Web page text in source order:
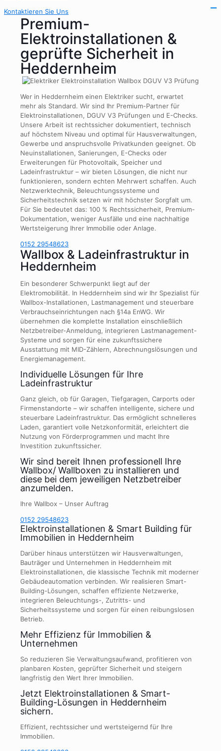
Kontaktieren Sie Uns
Premium-
Elektroinstallationen &
geprüfte Sicherheit in
Heddernheim
Wer in Heddernheim einen Elektriker sucht, erwartet
mehr als Standard. Wir sind Ihr Premium-Partner für
Elektroinstallationen, DGUV V3 Prüfungen und E-Checks.
Unsere Arbeit ist rechtssicher dokumentiert, technisch
auf höchstem Niveau und optimal für Hausverwaltungen,
Gewerbe und anspruchsvolle Privatkunden geeignet. Ob
Neuinstallationen, Sanierungen, E-Checks oder
Erweiterungen für Photovoltaik, Speicher und
Ladeinfrastruktur – wir bieten Lösungen, die nicht nur
funktionieren, sondern echten Mehrwert schaffen. Auch
Netzwerktechnik, Beleuchtungssysteme und
Sicherheitstechnik setzen wir mit höchster Sorgfalt um.
Für Sie bedeutet das: 100 % Rechtssicherheit, Premium-
Dokumentation, weniger Ausfälle und eine nachhaltige
Wertsteigerung Ihrer Immobilie oder Anlage.
0152 29548623
Wallbox & Ladeinfrastruktur in
Heddernheim
Ein besonderer Schwerpunkt liegt auf der
Elektromobilität. In Heddernheim sind wir Ihr Spezialist für
Wallbox-Installationen, Lastmanagement und steuerbare
Verbrauchseinrichtungen nach §14a EnWG. Wir
übernehmen die komplette Installation einschließlich
Netzbetreiber-Anmeldung, integrieren Lastmanagement-
Systeme und sorgen für eine zukunftssichere
Ausstattung mit MID-Zählern, Abrechnungslösungen und
Energiemanagement.
Individuelle Lösungen für Ihre
Ladeinfrastruktur
Ganz gleich, ob für Garagen, Tiefgaragen, Carports oder
Firmenstandorte – wir schaffen intelligente, sichere und
steuerbare Ladeinfrastruktur. Das ermöglicht schnelleres
Laden, garantiert volle Netzkonformität, erleichtert die
Nutzung von Förderprogrammen und macht Ihre
Investition zukunftssicher.
Wir sind bereit Ihnen professionell Ihre
Wallbox/ Wallboxen zu installieren und
diese bei dem jeweiligen Netzbetreiber
anzumelden.
Ihre Wallbox – Unser Auftrag
0152 29548623
Elektroinstallationen & Smart Building für
Immobilien in Heddernheim
Darüber hinaus unterstützen wir Hausverwaltungen,
Bauträger und Unternehmen in Heddernheim mit
Elektroinstallationen, die klassische Technik mit moderner
Gebäudeautomation verbinden. Wir realisieren Smart-
Building-Lösungen, schaffen effiziente Netzwerke,
integrieren Beleuchtungs-, Zutritts- und
Sicherheitssysteme und sorgen für einen reibungslosen
Betrieb.
Mehr Effizienz für Immobilien &
Unternehmen
So reduzieren Sie Verwaltungsaufwand, profitieren von
planbaren Kosten, geprüfter Sicherheit und steigern
langfristig den Wert Ihrer Immobilien.
Jetzt Elektroinstallationen & Smart-
Building-Lösungen in Heddernheim
sichern.
Effizient, rechtssicher und wertsteigernd für Ihre
Immobilien.